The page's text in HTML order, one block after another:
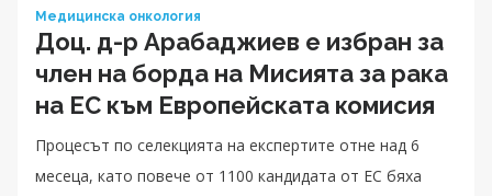
Медицинска онкология
Доц. д-р Арабаджиев е избран за
член на борда на Мисията за рака
на ЕС към Европейската комисия
Процесът по селекцията на експертите отне над 6
месеца, като повече от 1100 кандидата от ЕС бяха